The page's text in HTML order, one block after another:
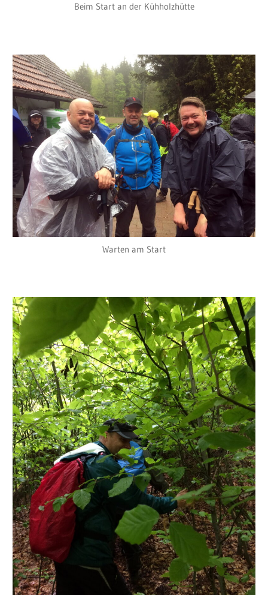
Beim Start an der Kühholzhütte
Warten am Start